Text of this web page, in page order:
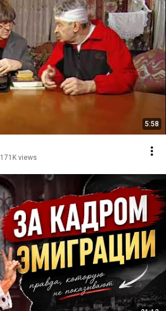
5:58
171K views